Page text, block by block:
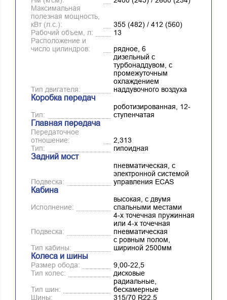
Максимальная
полезная мощность,
кВт (л.с.):
355 (482) / 412 (560)
Рабочий объем, л:
13
Расположение и
число цилиндров:
рядное, 6
Тип двигателя:
дизельный с
турбонаддувом, с
промежуточным
охлаждением
наддувочного воздуха
Коробка передач
Тип:
роботизированная, 12-
ступенчатая
Главная передача
Передаточное
отношение:
2,313
Тип:
гипоидная
Задний мост
Подвеска:
пневматическая, с
электронной системой
управления ECAS
Кабина
Исполнение:
высокая, с двумя
спальными местами
Подвеска:
4-х точечная пружинная
или 4-х точечная
пневматическая
Тип кабины:
с ровным полом,
шириной 2500мм
Колеса и шины
Размер обода:
9,00-22,5
Тип колес:
дисковые
Тип шин:
радиальные,
бескамерные
Шины:
315/70 R22,5